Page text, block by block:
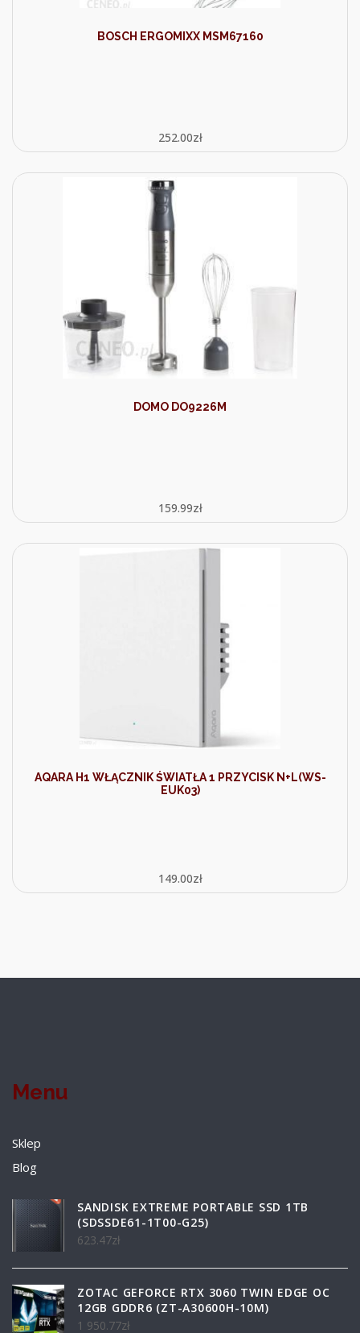
BOSCH ERGOMIXX MSM67160
252.00zł
DOMO DO9226M
159.99zł
AQARA H1 WŁĄCZNIK ŚWIATŁA 1 PRZYCISK N+L(WS-
EUK03)
149.00zł
Menu
Sklep
Blog
SANDISK EXTREME PORTABLE SSD 1TB
(SDSSDE61-1T00-G25)
623.47zł
ZOTAC GEFORCE RTX 3060 TWIN EDGE OC
12GB GDDR6 (ZT-A30600H-10M)
1 950.77zł